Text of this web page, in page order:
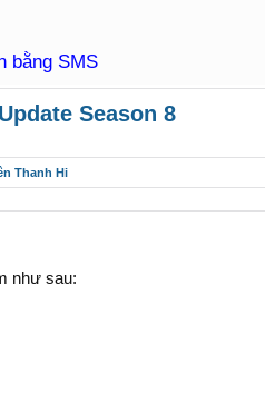
bằng SMS
Season 8
Thanh Hi
như sau: